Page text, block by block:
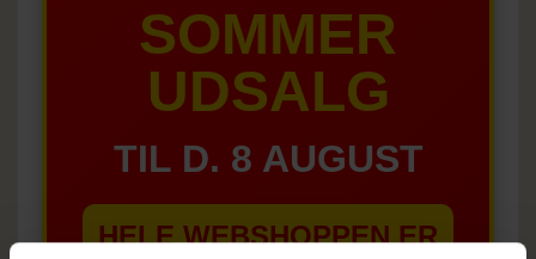
SOMMER
UDSALG
TIL D. 8 AUGUST
HELE WEBSHOPPEN ER